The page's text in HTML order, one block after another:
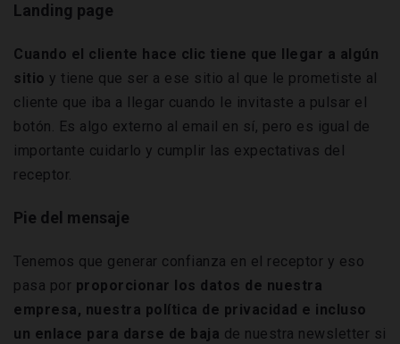
Landing page
Cuando el cliente hace clic tiene que llegar a algún
sitio y tiene que ser a ese sitio al que le prometiste al
cliente que iba a llegar cuando le invitaste a pulsar el
botón. Es algo externo al email en sí, pero es igual de
importante cuidarlo y cumplir las expectativas del
receptor.
Pie del mensaje
Tenemos que generar confianza en el receptor y eso
pasa por proporcionar los datos de nuestra
empresa, nuestra política de privacidad e incluso
un enlace para darse de baja de nuestra newsletter si